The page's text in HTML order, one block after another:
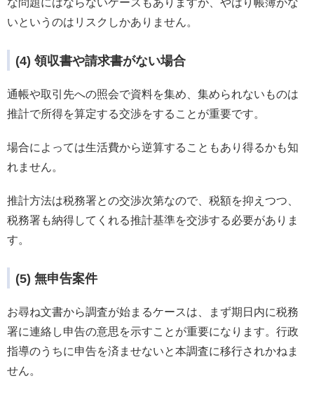
な問題にはならないケースもありますが、やはり帳簿がな
いというのはリスクしかありません。
(4) 領収書や請求書がない場合
通帳や取引先への照会で資料を集め、集められないものは
推計で所得を算定する交渉をすることが重要です。
場合によっては生活費から逆算することもあり得るかも知
れません。
推計方法は税務署との交渉次第なので、税額を抑えつつ、
税務署も納得してくれる推計基準を交渉する必要がありま
す。
(5) 無申告案件
お尋ね文書から調査が始まるケースは、まず期日内に税務
署に連絡し申告の意思を示すことが重要になります。行政
指導のうちに申告を済ませないと本調査に移行されかねま
せん。